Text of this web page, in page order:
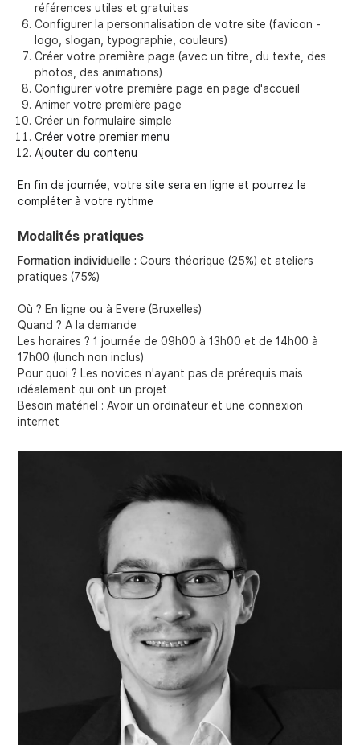
références utiles et gratuites
Configurer la personnalisation de votre site (favicon -
logo, slogan, typographie, couleurs)
Créer votre première page (avec un titre, du texte, des
photos, des animations)
Configurer votre première page en page d'accueil
Animer votre première page
Créer un formulaire simple
Créer votre premier menu
Ajouter du contenu
En fin de journée, votre site sera en ligne et pourrez le
compléter à votre rythme
Modalités pratiques
Formation individuelle :Cours théorique (25%) et ateliers
pratiques (75%)
Où ? En ligne ou à Evere (Bruxelles)
Quand ? A la demande
Les horaires ? 1 journée de 09h00 à 13h00 et de 14h00 à
17h00 (lunch non inclus)
Pour quoi ? Les novices n'ayant pas de prérequis mais
idéalement qui ont un projet
Besoin matériel : Avoir un ordinateur et une connexion
internet